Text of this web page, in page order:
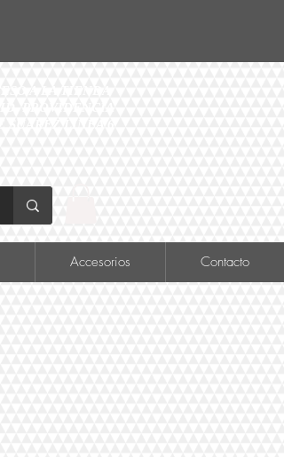
Accesorios Contacto